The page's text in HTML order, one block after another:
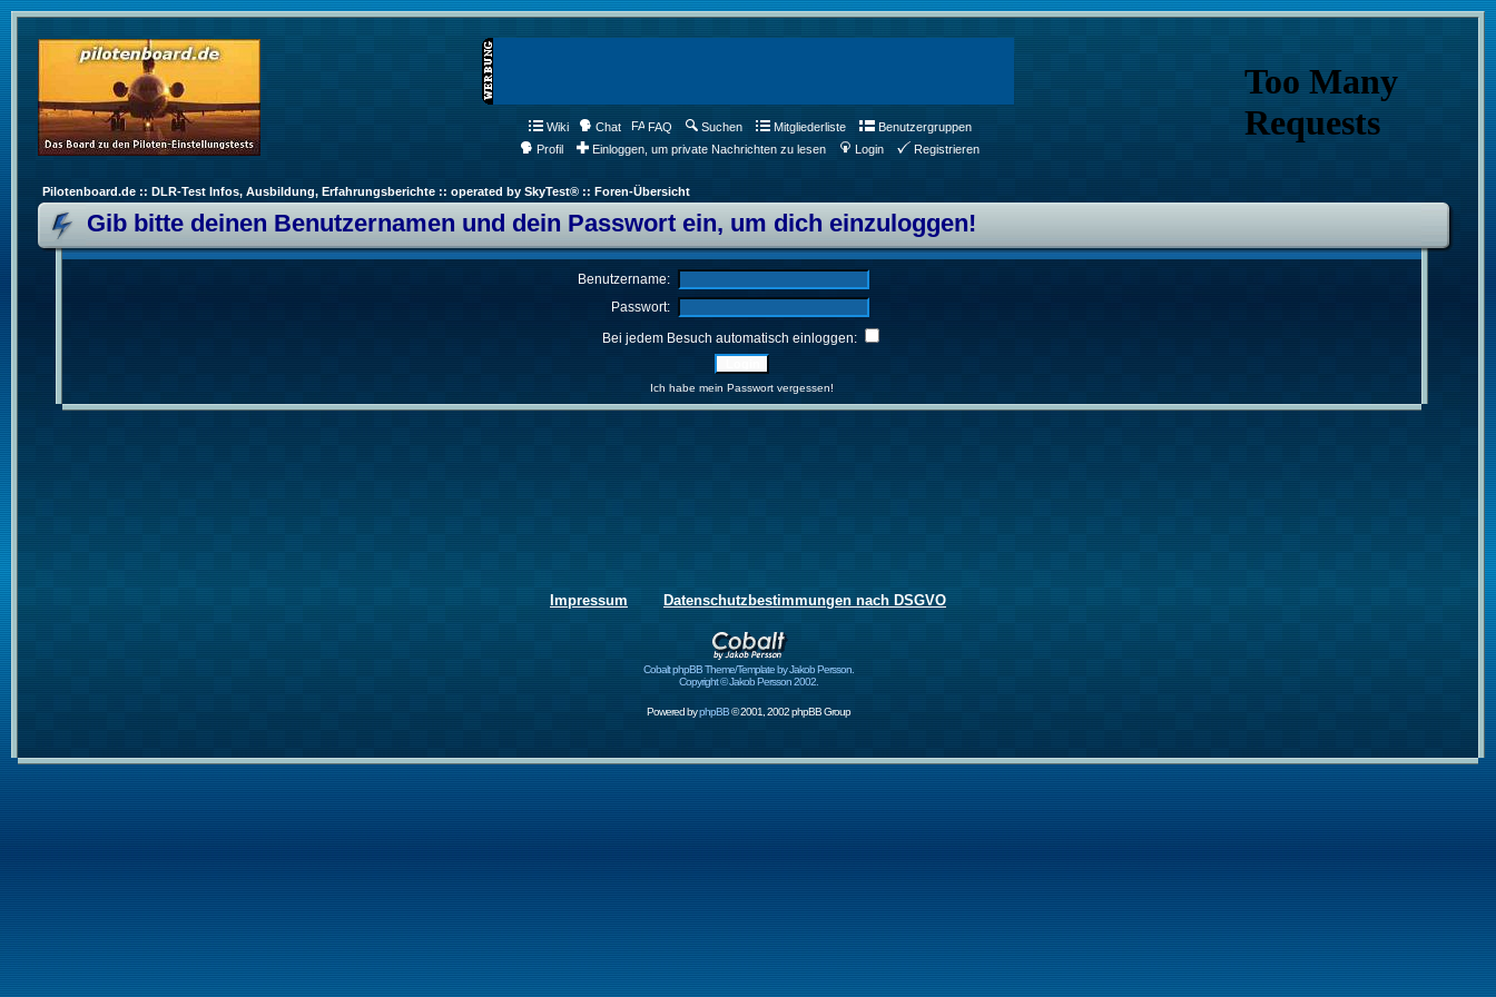
Wiki Chat FAQ Suchen Mitgliederliste
Benutzergruppen
Profil
Einloggen, um private Nachrichten zu lesen Login Registrieren
Pilotenboard.de :: DLR-Test Infos, Ausbildung, Erfahrungsberichte :: operated by SkyTest® :: Foren-Übersicht
Gib bitte deinen Benutzernamen und dein Passwort ein, um dich einzuloggen!
Benutzername:
Passwort:
Bei jedem Besuch automatisch einloggen:
Ich habe mein Passwort vergessen!
Impressum Datenschutzbestimmungen nach DSGVO
Cobalt phpBB Theme/Template by Jakob Persson.
Copyright © Jakob Persson 2002.
Powered byphpBB© 2001, 2002 phpBB Group